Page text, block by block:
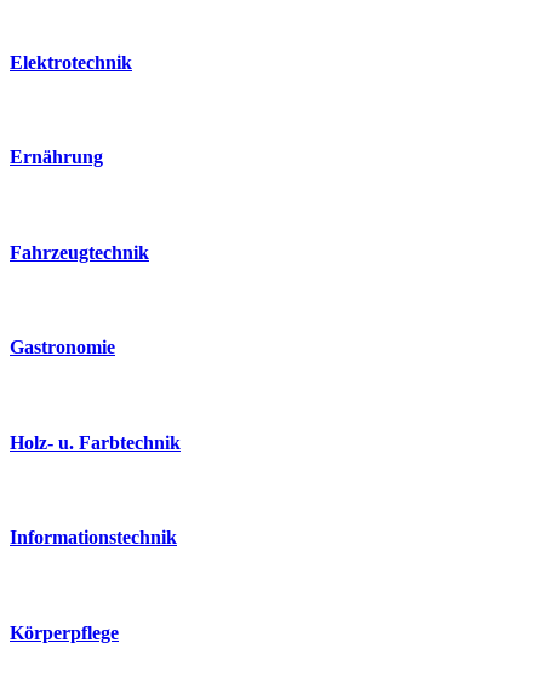
Elektrotechnik
Ernährung
Fahrzeugtechnik
Gastronomie
Holz- u. Farbtechnik
Informationstechnik
Körperpflege